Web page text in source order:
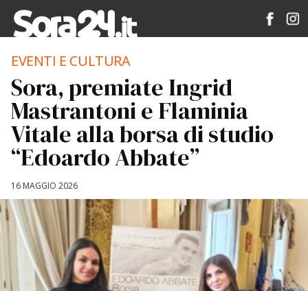
EVENTI E CULTURA
Sora, premiate Ingrid
Mastrantoni e Flaminia
Vitale alla borsa di studio
“Edoardo Abbate”
16 MAGGIO 2026